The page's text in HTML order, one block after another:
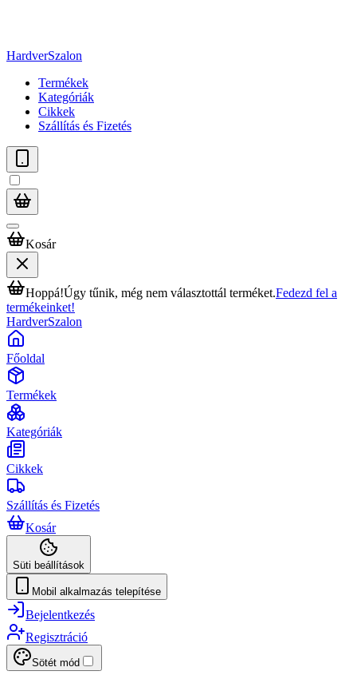
HardverSzalon
Termékek
Kategóriák
Cikkek
Szállítás és Fizetés
Kosár
Hoppá!Úgy tűnik, még nem választottál terméket.Fedezd fel a
termékeinket!
HardverSzalon
Főoldal
Termékek
Kategóriák
Cikkek
Szállítás és Fizetés
Kosár
Süti beállítások
Mobil alkalmazás telepítése
Bejelentkezés
Regisztráció
Sötét mód